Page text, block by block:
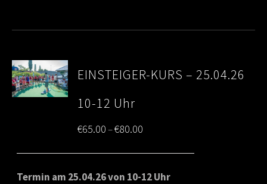
EINSTEIGER-KURS – 25.04.26
10-12 Uhr
€65.00–€80.00
range:
€65.00
Termin am 25.04.26 von 10-12 Uhr